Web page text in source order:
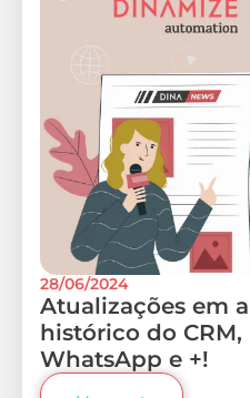
28/06/2024
Atualizações em
histórico do
WhatsApp e +!